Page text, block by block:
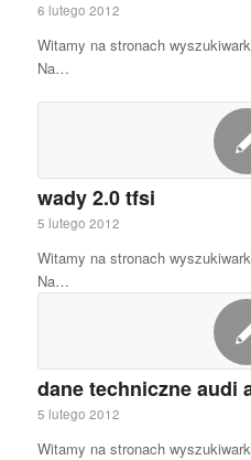
6 lutego 2012
Witamy na stronach
Na…
wady 2.0 tfsi
5 lutego 2012
Witamy na stronach
Na…
dane techniczne audi
5 lutego 2012
Witamy na stronach